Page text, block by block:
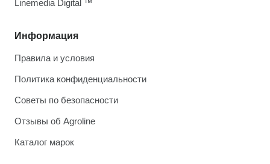
Информация
Правила и условия
Политика конфиденциальности
Советы по безопасности
Отзывы об Agroline
Каталог марок
Linemedia Digital ™